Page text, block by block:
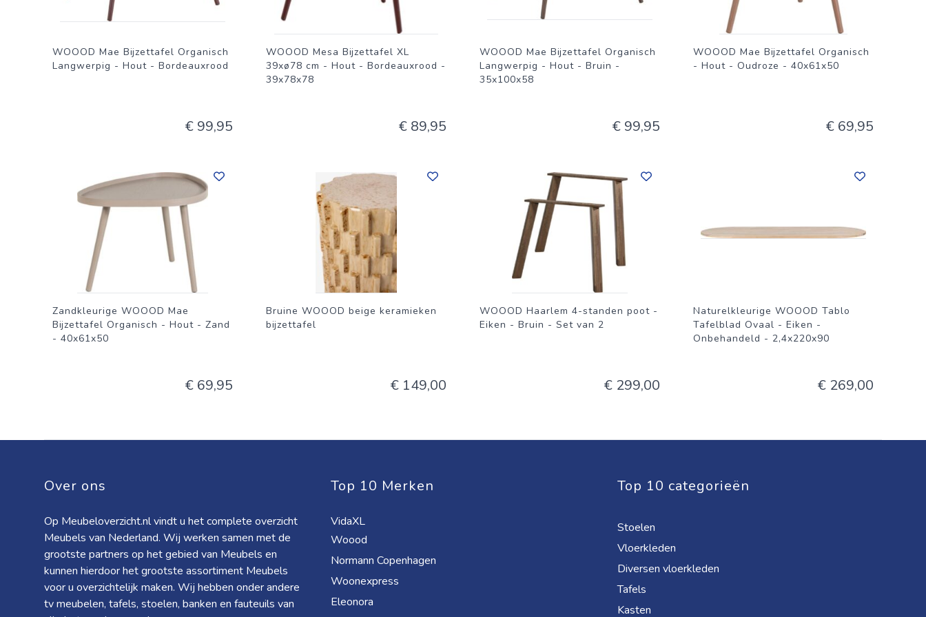
WOOOD Mae Bijzettafel Organisch
Langwerpig - Hout - Bordeauxrood
€ 99,95
WOOOD Mesa Bijzettafel XL
39xø78 cm - Hout - Bordeauxrood -
39x78x78
€ 89,95
WOOOD Mae Bijzettafel Organisch
Langwerpig - Hout - Bruin -
35x100x58
€ 99,95
WOOOD Mae Bijzettafel Organisch
- Hout - Oudroze - 40x61x50
€ 69,95
Zandkleurige WOOOD Mae
Bijzettafel Organisch - Hout - Zand
- 40x61x50
€ 69,95
Bruine WOOOD beige keramieken
bijzettafel
€ 149,00
WOOOD Haarlem 4-standen poot -
Eiken - Bruin - Set van 2
€ 299,00
Naturelkleurige WOOOD Tablo
Tafelblad Ovaal - Eiken -
Onbehandeld - 2,4x220x90
€ 269,00
Over ons
Op Meubeloverzicht.nl vindt u het complete overzicht
Meubels van Nederland. Wij werken samen met de
grootste partners op het gebied van Meubels en
kunnen hierdoor het grootste assortiment Meubels
voor u overzichtelijk maken. Wij hebben onder andere
tv meubelen, tafels, stoelen, banken en fauteuils van
Top 10 Merken
VidaXL
Woood
Normann Copenhagen
Woonexpress
Eleonora
Top 10 categorieën
Stoelen
Vloerkleden
Diversen vloerkleden
Tafels
Kasten